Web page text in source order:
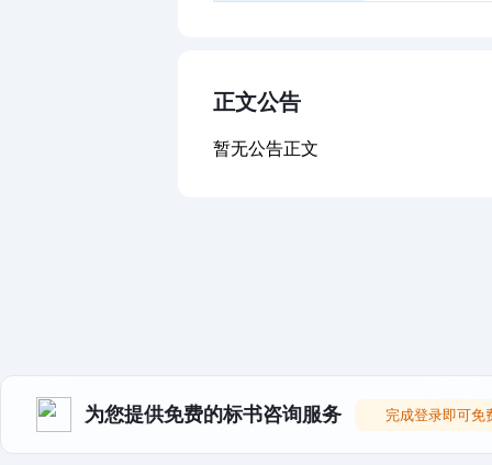
正文公告
暂无公告正文
为您提供免费的标书咨询服务 完成登录即可免